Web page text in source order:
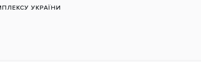
УКРАЇНИ